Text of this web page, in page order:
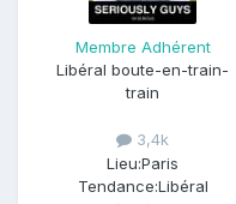
Membre Adhérent
Libéral boute-en-train-
train
3,4k
Lieu:Paris
Tendance:Libéral